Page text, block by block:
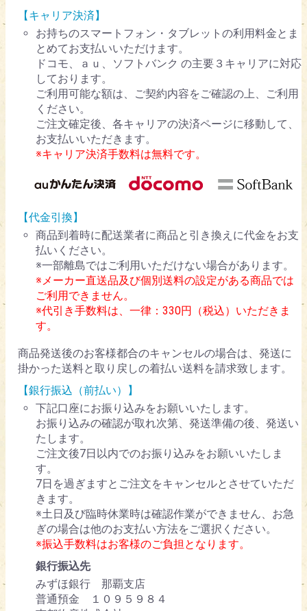
【キャリア決済】
お持ちのスマートフォン・タブレットの利用料金とま
とめてお支払いいただけます。
ドコモ、ａｕ、ソフトバンク の主要３キャリアに対応
しております。
ご利用可能な額は、ご契約内容をご確認の上、ご利用
ください。
ご注文確定後、各キャリアの決済ページに移動して、
お支払いいただきます。
※キャリア決済手数料は無料です。
【代金引換】
商品到着時に配送業者に商品と引き換えに代金をお支
払いください。
※一部離島ではご利用いただけない場合があります。
※メーカー直送品及び個別送料の設定がある商品では
ご利用できません。
※代引き手数料は、一律：330円（税込）いただきま
す。
商品発送後のお客様都合のキャンセルの場合は、発送に
掛かった送料と取り戻しの着払い送料を請求致します。
【銀行振込（前払い）】
下記口座にお振り込みをお願いいたします。
お振り込みの確認が取れ次第、発送準備の後、発送い
たします。
ご注文後7日以内でのお振り込みをお願いいたしま
す。
7日を過ぎますとご注文をキャンセルとさせていただ
きます。
※土日及び臨時休業時は確認作業ができません、お急
ぎの場合は他のお支払い方法をご選択ください。
※振込手数料はお客様のご負担となります。
銀行振込先
みずほ銀行 那覇支店
普通預金 １０９５９８４